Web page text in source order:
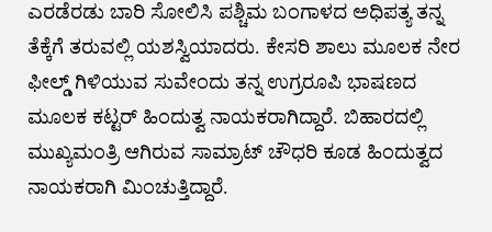
ಎರಡೆರಡು ಬಾರಿ ಸೋಲಿಸಿ ಪಶ್ಚಿಮ ಬಂಗಾಳದ ಅಧಿಪತ್ಯ ತನ್ನ
ತೆಕ್ಕೆಗೆ ತರುವಲ್ಲಿ ಯಶಸ್ವಿಯಾದರು. ಕೇಸರಿ ಶಾಲು ಮೂಲಕ ನೇರ
ಫೀಲ್ಡ್ ಗಿಳಿಯುವ ಸುವೇಂದು ತನ್ನ ಉಗ್ರರೂಪಿ ಭಾಷಣದ
ಮೂಲಕ ಕಟ್ಟರ್ ಹಿಂದುತ್ವ ನಾಯಕರಾಗಿದ್ದಾರೆ. ಬಿಹಾರದಲ್ಲಿ
ಮುಖ್ಯಮಂತ್ರಿ ಆಗಿರುವ ಸಾಮ್ರಾಟ್ ಚೌಧರಿ ಕೂಡ ಹಿಂದುತ್ವದ
ನಾಯಕರಾಗಿ ಮಿಂಚುತ್ತಿದ್ದಾರೆ.